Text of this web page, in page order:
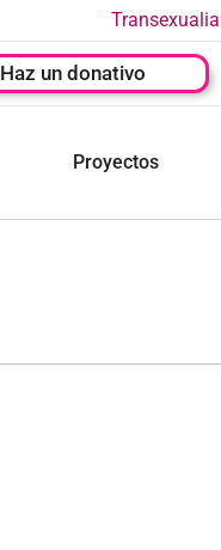
Proyectos
Haz un donativo